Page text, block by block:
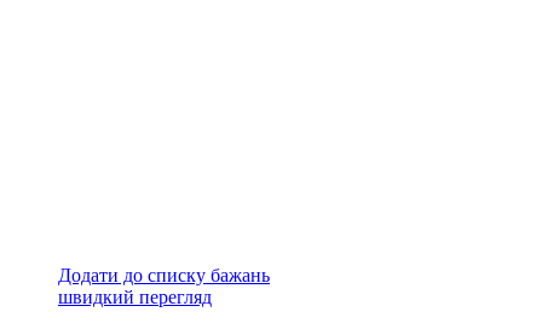
Додати до списку бажань
швидкий перегляд